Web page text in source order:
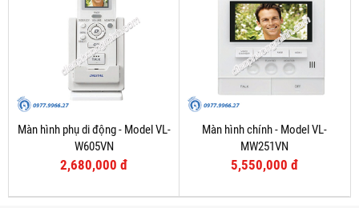
Màn hình phụ di động - Model VL-
W605VN
2,680,000 đ
Màn hình chính - Model VL-
MW251VN
5,550,000 đ